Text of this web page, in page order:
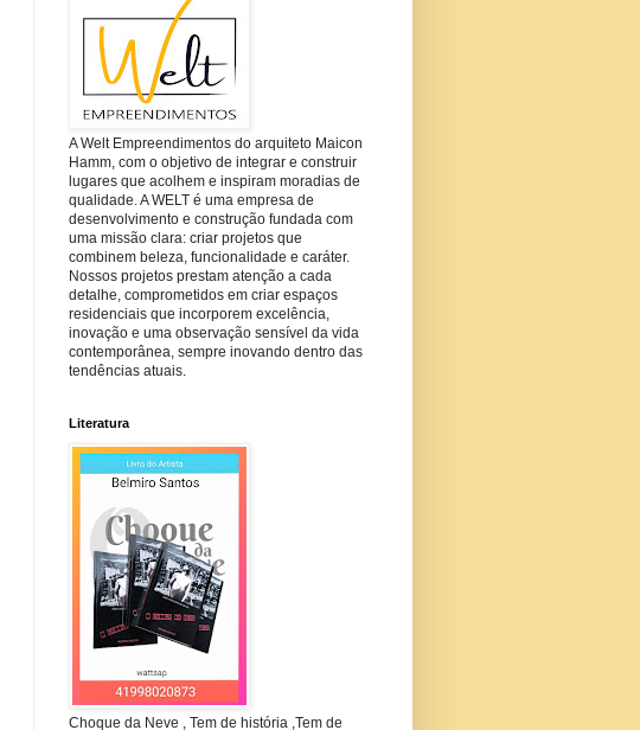
A Welt Empreendimentos do arquiteto Maicon
Hamm, com o objetivo de integrar e construir
lugares que acolhem e inspiram moradias de
qualidade. A WELT é uma empresa de
desenvolvimento e construção fundada com
uma missão clara: criar projetos que
combinem beleza, funcionalidade e caráter.
Nossos projetos prestam atenção a cada
detalhe, comprometidos em criar espaços
residenciais que incorporem excelência,
inovação e uma observação sensível da vida
contemporânea, sempre inovando dentro das
tendências atuais.
Literatura
Choque da Neve , Tem de história ,Tem de